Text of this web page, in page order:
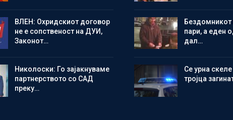
ВЛЕН: Охридскиот договор
не е сопственост на ДУИ,
Законот…
Николоски: Го зајакнуваме
партнерството со САД
преку…
пари, а еден
дал…
Се урна
тројца